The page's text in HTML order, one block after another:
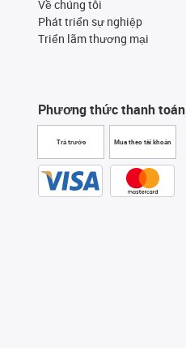
Về chúng tôi
Phát triển sự nghiệp
Triển lãm thương mại
Phương thức thanh toán
Trả trước Mua theo tài khoản